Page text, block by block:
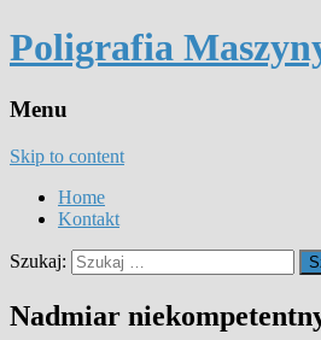
Poligrafia
Menu
Skip to content
Home
Kontakt
Szukaj:
Nadmiar